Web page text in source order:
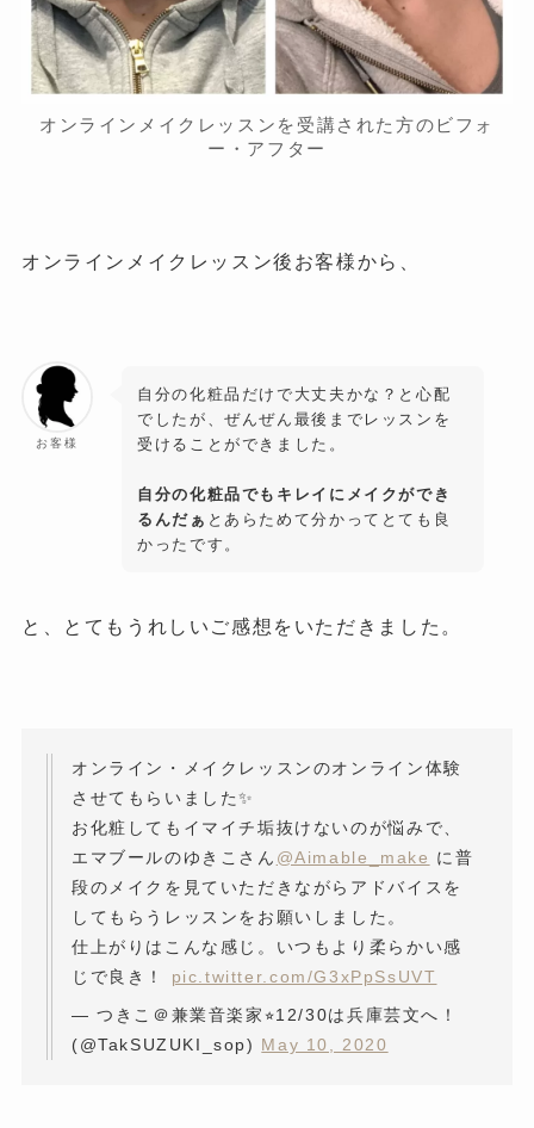
オンラインメイクレッスンを受講された方のビフォ
ー・アフター
オンラインメイクレッスン後お客様から、
お客様
自分の化粧品だけで大丈夫かな？と心配
でしたが、ぜんぜん最後までレッスンを
受けることができました。
自分の化粧品でもキレイにメイクができ
るんだぁ とあらためて分かってとても良
かったです。
と、とてもうれしいご感想をいただきました。
オンライン・メイクレッスンのオンライン体験
させてもらいました✨
お化粧してもイマイチ垢抜けないのが悩みで、
エマブールのゆきこさん @Aimable_make に普
段のメイクを見ていただきながらアドバイスを
してもらうレッスンをお願いしました。
仕上がりはこんな感じ。いつもより柔らかい感
じで良き！ pic.twitter.com/G3xPpSsUVT
— つきこ＠兼業音楽家⭐︎12/30は兵庫芸文へ！
(@TakSUZUKI_sop) May 10, 2020